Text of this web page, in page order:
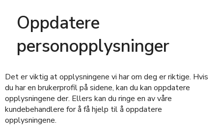
Oppdatere
personopplysninger
Det er viktig at opplysningene vi har om deg er riktige. Hvis
du har en brukerprofil på sidene, kan du kan oppdatere
opplysningene der. Ellers kan du ringe en av våre
kundebehandlere for å få hjelp til å oppdatere
opplysningene.